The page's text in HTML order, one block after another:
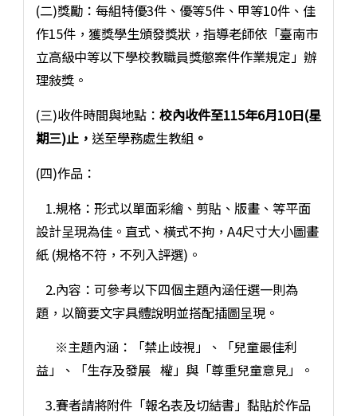
(二)獎勵：每組特優3件、優等5件、甲等10件、佳
作15件，獲獎學生頒發獎狀，指導老師依「臺南市
立高級中等以下學校教職員獎懲案件作業規定」辦
理敍獎。
(三)收件時間與地點： 校內收件至115年6月10日(星
期三)止， 送至學務處生教組 。
(四)作品：
1.規格：形式以單面彩繪、剪貼、版畫、等平面
設計呈現為佳。直式、橫式不拘，A4尺寸大小圖畫
紙 (規格不符，不列入評選)。
2.內容：可參考以下四個主題內涵任選一則為
題，以簡要文字具體說明並搭配插圖呈現。
※主題內涵：「禁止歧視」、「兒童最佳利
益」、「生存及發展 權」與「尊重兒童意見」。
3.賽者請將附件「報名表及切結書」黏貼於作品